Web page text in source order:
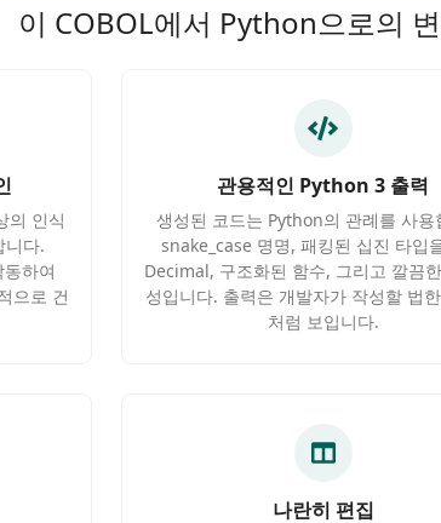
이 COBOL에서 Python으로의
의 인식
니다.
하여
으로 건
관용적인 Python 3 출력
생성된 코드는 Python의 관례를 사용
snake_case 명명, 패킹된 십진 타입
Decimal, 구조화된 함수, 그리고 깔끔
성입니다. 출력은 개발자가 작성할 법
처럼 보입니다.
나란히 편집